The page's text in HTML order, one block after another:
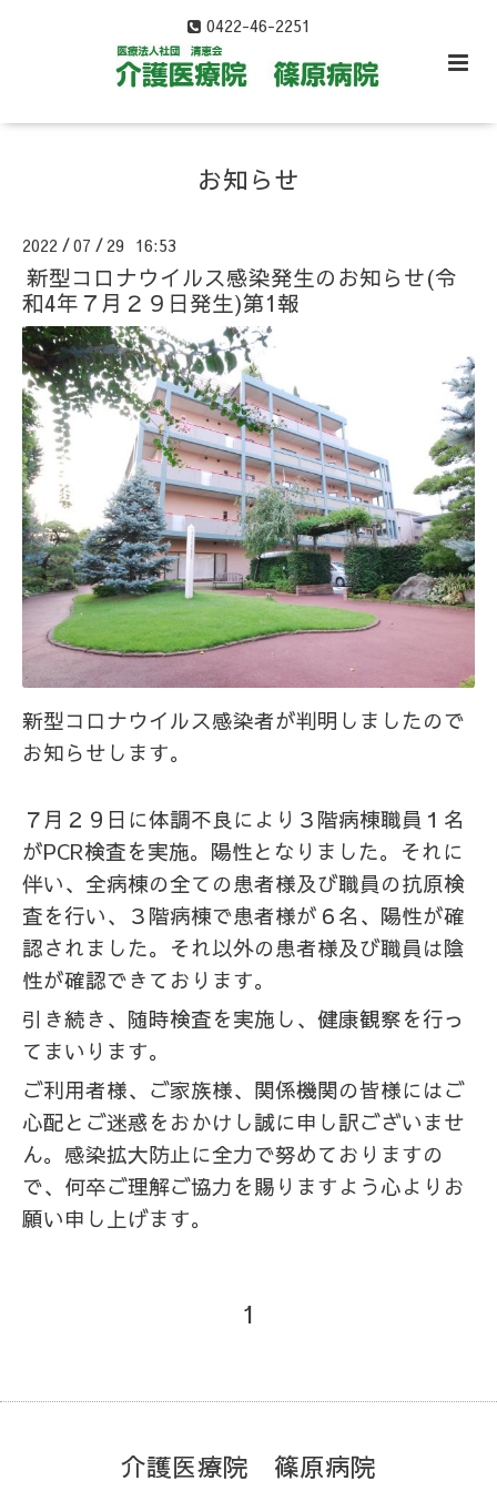
0422-46-2251
お知らせ
2022 /07 / 29 16:53
新型コロナウイルス感染発生のお知らせ(令
和4年７月２９日発生)第1報
新型コロナウイルス感染者が判明しましたので
お知らせします。
７月２９日に体調不良により３階病棟職員１名
がPCR検査を実施。陽性となりました。それに
伴い、全病棟の全ての患者様及び職員の抗原検
査を行い、３階病棟で患者様が６名、陽性が確
認されました。それ以外の患者様及び職員は陰
性が確認できております。
引き続き、随時検査を実施し、健康観察を行っ
てまいります。
ご利用者様、ご家族様、関係機関の皆様にはご
心配とご迷惑をおかけし誠に申し訳ございませ
ん。感染拡大防止に全力で努めておりますの
で、何卒ご理解ご協力を賜りますよう心よりお
願い申し上げます。
1
介護医療院 篠原病院